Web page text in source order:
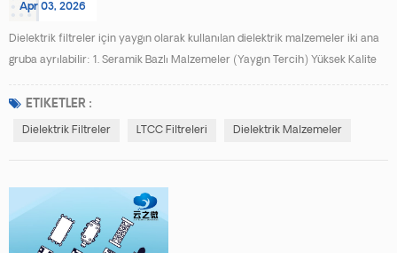
Apr 03, 2026
Dielektrik filtreler için yaygın olarak kullanılan dielektrik malzemeler iki ana
gruba ayrılabilir: 1. Seramik Bazlı Malzemeler (Yaygın Tercih) Yüksek Kalite
(SrTiO₃) ve kalsiyum titanat (CaTiO₃) Yüksek dielektrik sabitleri (εᵣ ≈ 20–
100) ve düşük kayıp (tanδ < 0.0002) özelliklerine sahip olup, yüksek
ETIKETLER :
Dielektrik Filtreler LTCC Filtreleri Dielektrik Malzemeler